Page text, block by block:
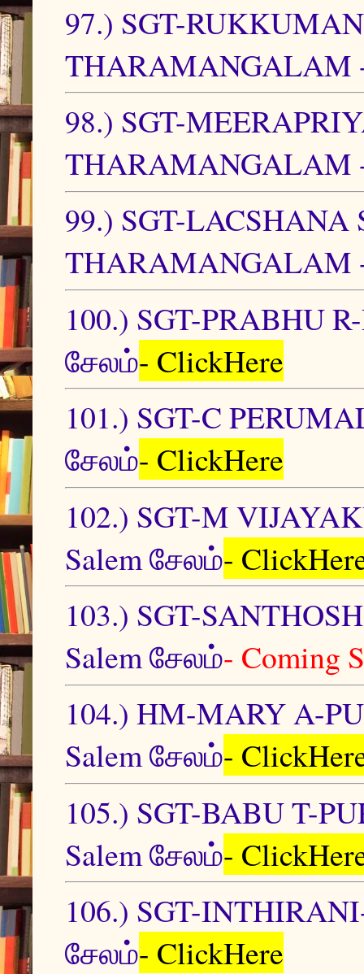
97.) SGT-
THARAMANGALAM
98.) SGT-
THARAMANGALAM
99.) SGT-LACSHANA
THARAMANGALAM
100.) SGT-PRABHU
சேலம்- ClickHere
101.) SGT-C
சேலம்- ClickHere
102.) SGT-M
Salem சேலம்-
103.) SGT-
Salem சேலம்- Coming
104.) HM-MARY A-
Salem சேலம்-
105.) SGT-BABU T-
Salem சேலம்-
106.) SGT-
சேலம்- ClickHere